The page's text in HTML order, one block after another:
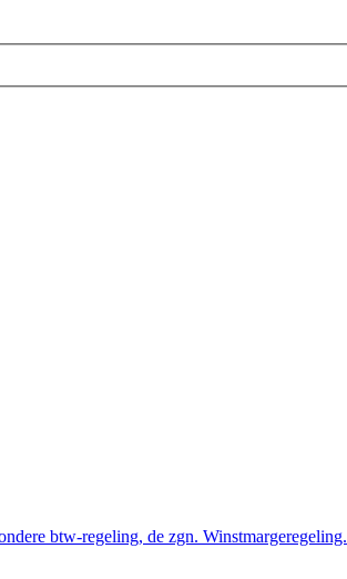
btw-regeling, de zgn. Winstmargeregeling.